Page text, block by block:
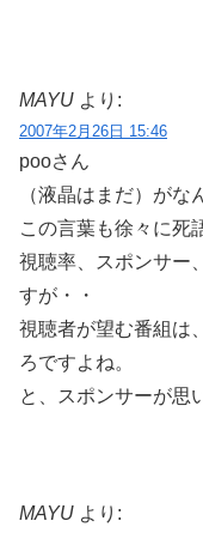
MAYU より:
2007年2月26日 15:46
pooさん
（液晶はまだ）が
この言葉も徐々に死
視聴率、スポンサー
すが・・
視聴者が望む番組は
ろですよね。
と、スポンサーが思
MAYU より: